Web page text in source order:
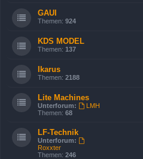
GAUI
Themen: 924
KDS MODEL
Themen: 137
Ikarus
Themen: 2188
Lite Machines
Unterforum:
LMH
Themen: 68
LF-Technik
Unterforum:
Roxxter
Themen: 246